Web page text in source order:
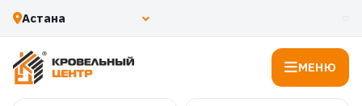
МЕНЮ